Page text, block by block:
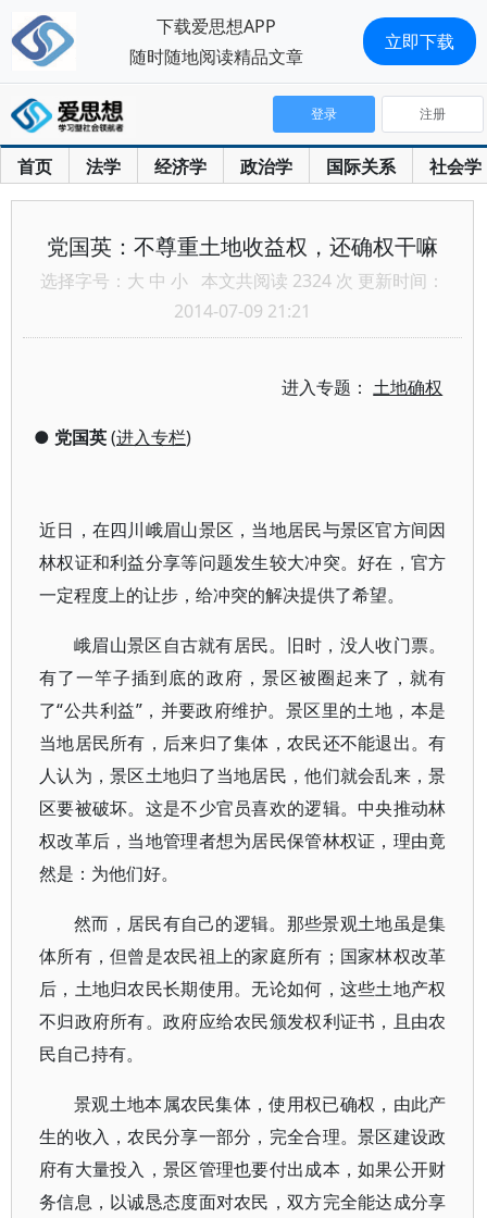
首页 法学 经济学 政治学 国际关系 社会学
登录 注册
党国英：不尊重土地收益权，还确权干嘛
选择字号： 大 中 小 本文共阅读 2324 次 更新时间：
2014-07-09 21:21
进入专题：土地确权
● 党国英(进入专栏)
近日，在四川峨眉山景区，当地居民与景区官方间因
林权证和利益分享等问题发生较大冲突。好在，官方
一定程度上的让步，给冲突的解决提供了希望。
峨眉山景区自古就有居民。旧时，没人收门票。
有了一竿子插到底的政府，景区被圈起来了，就有
了“公共利益”，并要政府维护。景区里的土地，本是
当地居民所有，后来归了集体，农民还不能退出。有
人认为，景区土地归了当地居民，他们就会乱来，景
区要被破坏。这是不少官员喜欢的逻辑。中央推动林
权改革后，当地管理者想为居民保管林权证，理由竟
然是：为他们好。
然而，居民有自己的逻辑。那些景观土地虽是集
体所有，但曾是农民祖上的家庭所有；国家林权改革
后，土地归农民长期使用。无论如何，这些土地产权
不归政府所有。政府应给农民颁发权利证书，且由农
民自己持有。
景观土地本属农民集体，使用权已确权，由此产
生的收入，农民分享一部分，完全合理。景区建设政
府有大量投入，景区管理也要付出成本，如果公开财
务信息，以诚恳态度面对农民，双方完全能达成分享
下载爱思想APP
随时随地阅读精品文章
立即下载